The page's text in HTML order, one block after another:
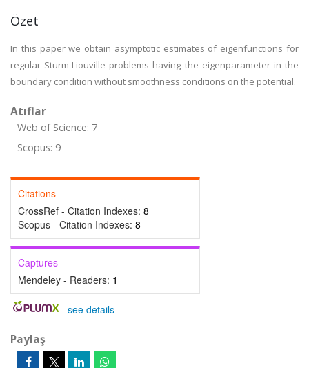
Özet
In this paper we obtain asymptotic estimates of eigenfunctions for
regular Sturm-Liouville problems having the eigenparameter in the
boundary condition without smoothness conditions on the potential.
Atıflar
Web of Science: 7
Scopus: 9
Citations
CrossRef - Citation Indexes: 8
Scopus - Citation Indexes: 8
Captures
Mendeley - Readers: 1
- see details
Paylaş